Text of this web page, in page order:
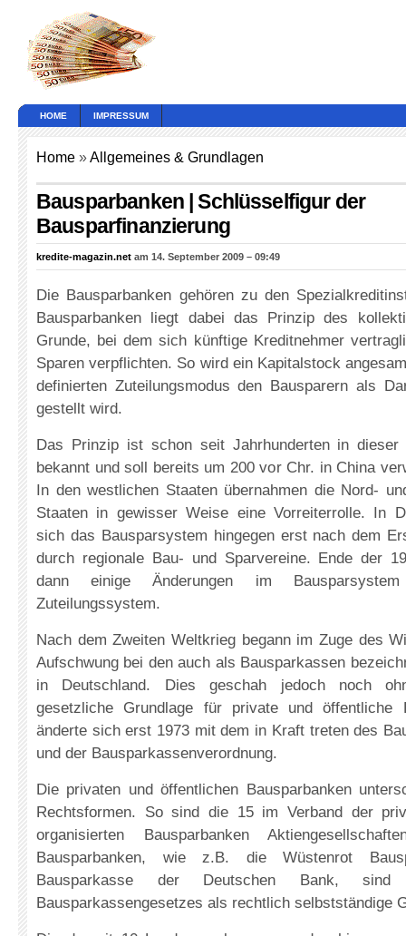
HOME IMPRESSUM
Home »Allgemeines & Grundlagen
Bausparbanken | Schlüsselfigur der
Bausparfinanzierung
kredite-magazin.net am 14. September 2009 – 09:49
Die Bausparbanken gehören zu den
Bausparbanken liegt dabei das Prinzip des
Grunde, bei dem sich künftige Kreditnehmer
Sparen verpflichten. So wird ein Kapitalstock
definierten Zuteilungsmodus den Bausparern als
gestellt wird.
Das Prinzip ist schon seit Jahrhunderten in dieser
bekannt und soll bereits um 200 vor Chr. in China
In den westlichen Staaten übernahmen die Nord-
Staaten in gewisser Weise eine Vorreiterrolle. In
sich das Bausparsystem hingegen erst nach dem
durch regionale Bau- und Sparvereine. Ende der
dann einige Änderungen im
Zuteilungssystem.
Nach dem Zweiten Weltkrieg begann im Zuge des
Aufschwung bei den auch als Bausparkassen
in Deutschland. Dies geschah jedoch noch
gesetzliche Grundlage für private und öffentliche
änderte sich erst 1973 mit dem in Kraft treten des
und der Bausparkassenverordnung.
Die privaten und öffentlichen Bausparbanken
Rechtsformen. So sind die 15 im Verband der
organisierten Bausparbanken
Bausparbanken, wie z.B. die Wüstenrot
Bausparkasse der Deutschen Bank,
Bausparkassengesetzes als rechtlich selbstständige